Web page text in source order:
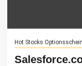
Hot Stocks